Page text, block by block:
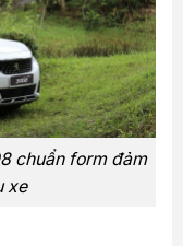
chuẩn form đảm
xe